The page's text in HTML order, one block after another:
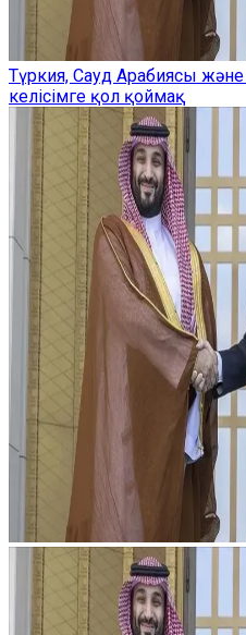
Түркия, Сауд Арабиясы
келісімге қол қоймақ